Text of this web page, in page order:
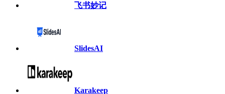
飞书妙记
SlidesAI
Karakeep